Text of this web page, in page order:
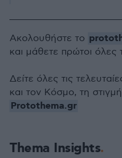
Thema Insights
Ακολουθήστε το
και μάθετε πρώτοι όλες
Δείτε όλες τις
και τον Κόσμο, τη
Protothema.gr